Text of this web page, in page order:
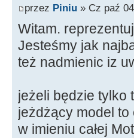
przez Piniu » Cz paź
Witam.
Jesteśmy jak
też nadmienic iz
jeżeli będzie tylko
jeżdżący model to
w imieniu całej